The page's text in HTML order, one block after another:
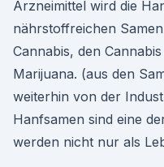
Arzneimittel wird die
nährstoffreichen
Cannabis, den
Marijuana. (aus den
weiterhin von der
Hanfsamen sind eine
werden nicht nur als